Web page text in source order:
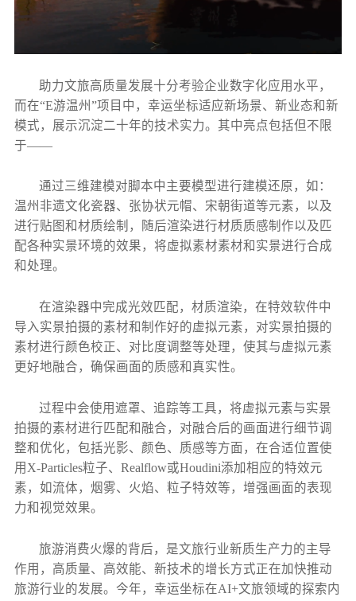
助力文旅高质量发展十分考验企业数字化应用水平，
而在“E游温州”项目中，幸运坐标适应新场景、新业态和新
模式，展示沉淀二十年的技术实力。其中亮点包括但不限
于——
通过三维建模对脚本中主要模型进行建模还原，如：
温州非遗文化瓷器、张协状元帽、宋朝街道等元素，以及
进行贴图和材质绘制，随后渲染进行材质质感制作以及匹
配各种实景环境的效果，将虚拟素材素材和实景进行合成
和处理。
在渲染器中完成光效匹配，材质渲染，在特效软件中
导入实景拍摄的素材和制作好的虚拟元素，对实景拍摄的
素材进行颜色校正、对比度调整等处理，使其与虚拟元素
更好地融合，确保画面的质感和真实性。
过程中会使用遮罩、追踪等工具，将虚拟元素与实景
拍摄的素材进行匹配和融合，对融合后的画面进行细节调
整和优化，包括光影、颜色、质感等方面，在合适位置使
用X-Particles粒子、Realflow或Houdini添加相应的特效元
素，如流体，烟雾、火焰、粒子特效等，增强画面的表现
力和视觉效果。
旅游消费火爆的背后，是文旅行业新质生产力的主导
作用，高质量、高效能、新技术的增长方式正在加快推动
旅游行业的发展。今年，幸运坐标在AI+文旅领域的探索内